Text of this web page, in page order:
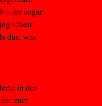
oder sogar
das, was
in der
zum